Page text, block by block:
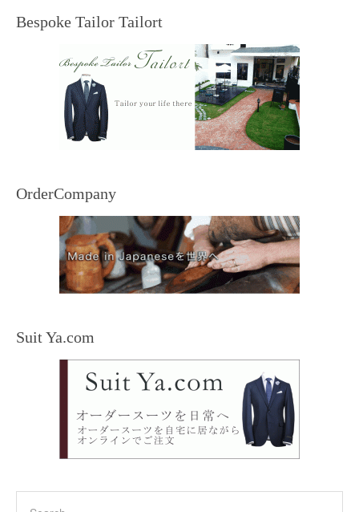
Bespoke Tailor Tailort
OrderCompany
Suit Ya.com